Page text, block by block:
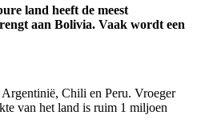
land heeft de meest
aan Bolivia. Vaak wordt een
Chili en Peru. Vroeger
van het land is ruim 1 miljoen